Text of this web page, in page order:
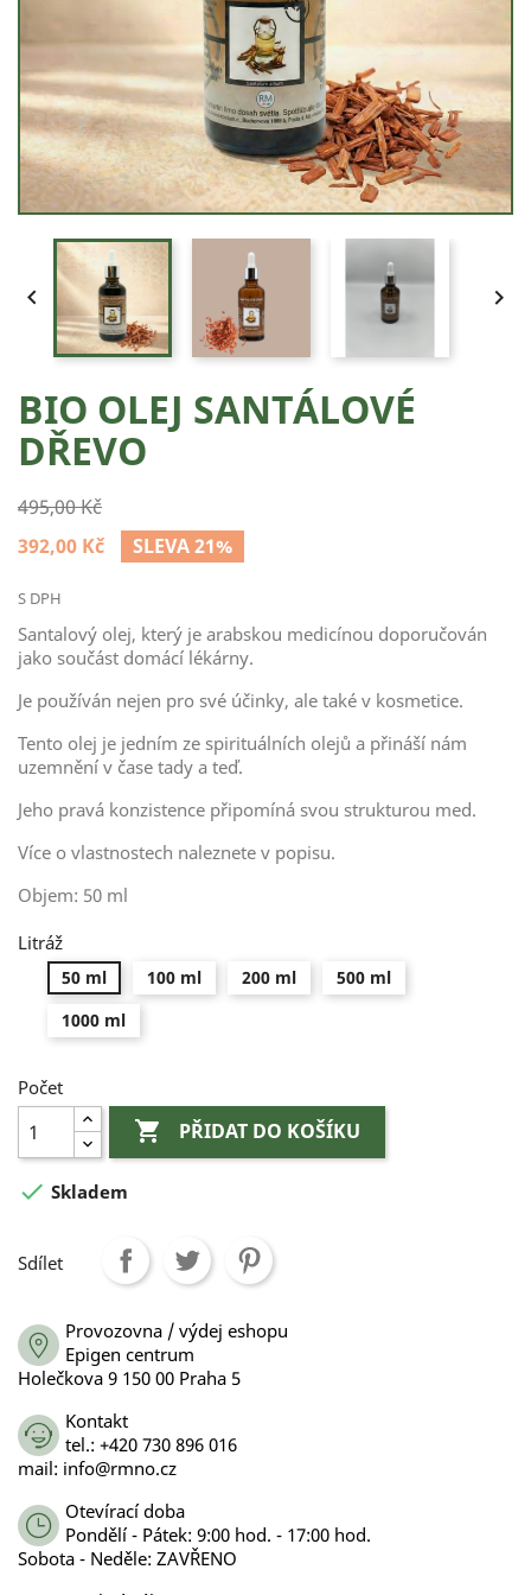
 
BIO OLEJ SANTÁLOVÉ
DŘEVO
495,00 Kč
392,00 Kč
SLEVA 21%
S DPH
Santalový olej, který je arabskou medicínou doporučován
jako součást domácí lékárny.
Je používán nejen pro své účinky, ale také v kosmetice.
Tento olej je jedním ze spirituálních olejů a přináší nám
uzemnění v čase tady a teď.
Jeho pravá konzistence připomíná svou strukturou med.
Více o vlastnostech naleznete v popisu.
Objem: 50 ml
Litráž
50 ml 100 ml 200 ml
500 ml
1000 ml
Počet
 PŘIDAT DO KOŠÍKU
 Skladem
Sdílet
Provozovna / výdej eshopu
Epigen centrum
Holečkova 9 150 00 Praha 5
Kontakt
tel.: +420 730 896 016
mail: info@rmno.cz
Otevírací doba
Pondělí - Pátek: 9:00 hod. - 17:00 hod.
Sobota - Neděle: ZAVŘENO